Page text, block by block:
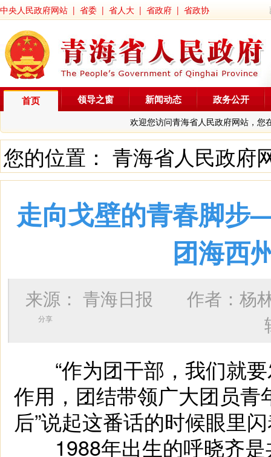
中央人民政府网站 | 省委 | 省人大 | 省政府 | 省政协
首页
欢迎您访问青海省人民政府网站，您
领导之窗 新闻动态 政务公开
您的位置： 青海省人民政府
走向戈壁的青春脚
团海西
来源：青海日报 作者：杨
分享
“作为团干部，我们就要
作用，团结带领广大团员青
后”说起这番话的时候眼里
1988年出生的呼晓齐是